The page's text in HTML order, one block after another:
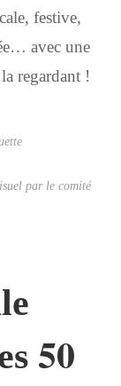
festive,
avec une
regardant !
par le comité
50